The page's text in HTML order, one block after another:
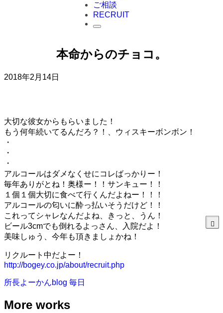
ご相談
RECRUIT
本命からのチョコ。
2018年2月14日
大切な彼女からもらいました！
もう何年続いてるんだろ？！、ウィスキーボンボン！
・
・
・
アルコールはダメなくせにコレばっかりー！
毎年ありがとね！奥様ー！！サンキュー！！
１個１個大切に食べて行くんだよねー！！！
アルコールの匂いに酔っ払いそうだけど！！
これってシャレなんだよね、きっと、うん！
ビール3cmでも倒れるよっさん、入院だよ！
美味しゅう、今年も頂きましょかね！
リクルート中だよー！
http://bogey.co.jp/about/recruit.php
所長よーかんblog 毎日
More works